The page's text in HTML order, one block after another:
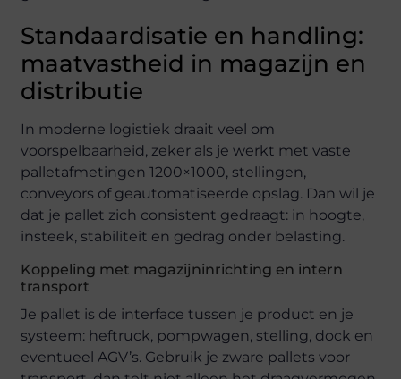
Standaardisatie en handling:
maatvastheid in magazijn en
distributie
In moderne logistiek draait veel om
voorspelbaarheid, zeker als je werkt met vaste
palletafmetingen 1200×1000, stellingen,
conveyors of geautomatiseerde opslag. Dan wil je
dat je pallet zich consistent gedraagt: in hoogte,
insteek, stabiliteit en gedrag onder belasting.
Koppeling met magazijninrichting en intern
transport
Je pallet is de interface tussen je product en je
systeem: heftruck, pompwagen, stelling, dock en
eventueel AGV’s. Gebruik je zware pallets voor